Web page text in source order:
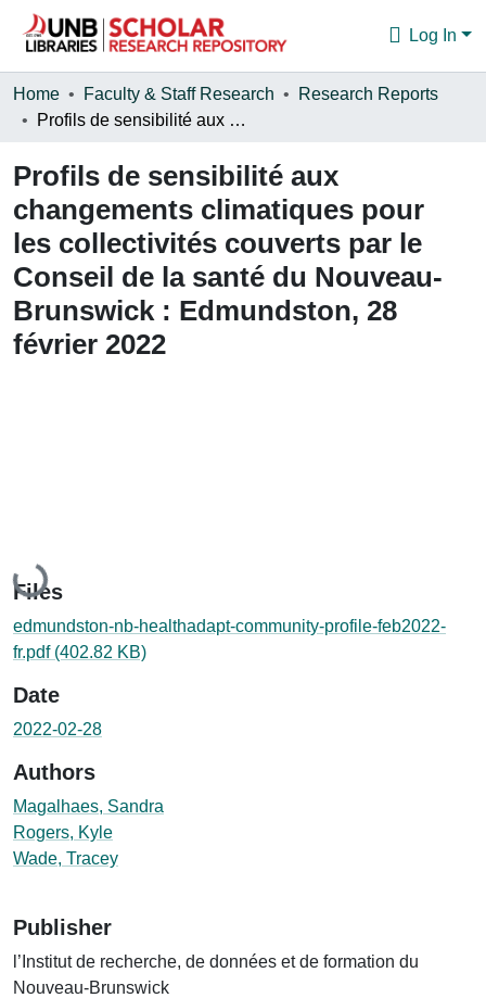
Log In
Communities & Collections
Statistics
About
Home Faculty & Staff Research
Research Reports
Profils de sensibilité aux changements climatiques pour les collectivités couverts par le Conseil de la santé du Nouveau-Brunswick : Edmundston, 28 février 2022
Profils de sensibilité aux
changements climatiques pour
les collectivités couverts par le
Conseil de la santé du Nouveau-
Brunswick : Edmundston, 28
février 2022
Loading...
Files
edmundston-nb-healthadapt-community-profile-feb2022-
fr.pdf (402.82 KB)
Date
2022-02-28
Authors
Magalhaes, Sandra
Rogers, Kyle
Wade, Tracey
Publisher
l’Institut de recherche, de données et de formation du
Nouveau-Brunswick